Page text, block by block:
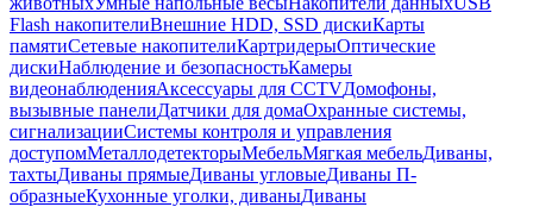
Flash накопителиВнешние HDD, SSD дискиКарты
памятиСетевые накопителиКартридерыОптические
дискиНаблюдение и безопасностьКамеры
видеонаблюденияАксессуары для CCTVДомофоны,
вызывные панелиДатчики для домаОхранные системы,
сигнализацииСистемы контроля и управления
доступомМеталлодетекторыМебельМягкая мебельДиваны,
тахтыДиваны прямыеДиваны угловыеДиваны П-
образныеКухонные уголки, диваныДиваны